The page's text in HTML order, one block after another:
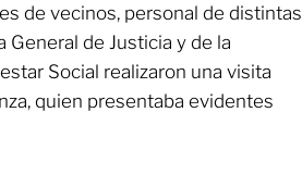
de vecinos, personal de distintas
General de Justicia y de la
Social realizaron una visita
quien presentaba evidentes